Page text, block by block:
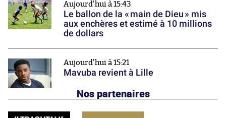
Aujourd'hui à 15:43
Le ballon de la « main de Dieu » mis
aux enchères et estimé à 10 millions
de dollars
Aujourd'hui à 15:21
Mavuba revient à Lille
Nos partenaires